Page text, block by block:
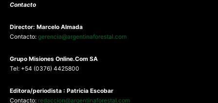
Contacto
Director: Marcelo Almada
Contacto: gerencia@argentinaforestal.com
Grupo Misiones Online.Com SA
Tel: +54 (0376) 4425800
Editora/periodista : Patricia Escobar
Contacto: redaccion@argentinaforestal.com